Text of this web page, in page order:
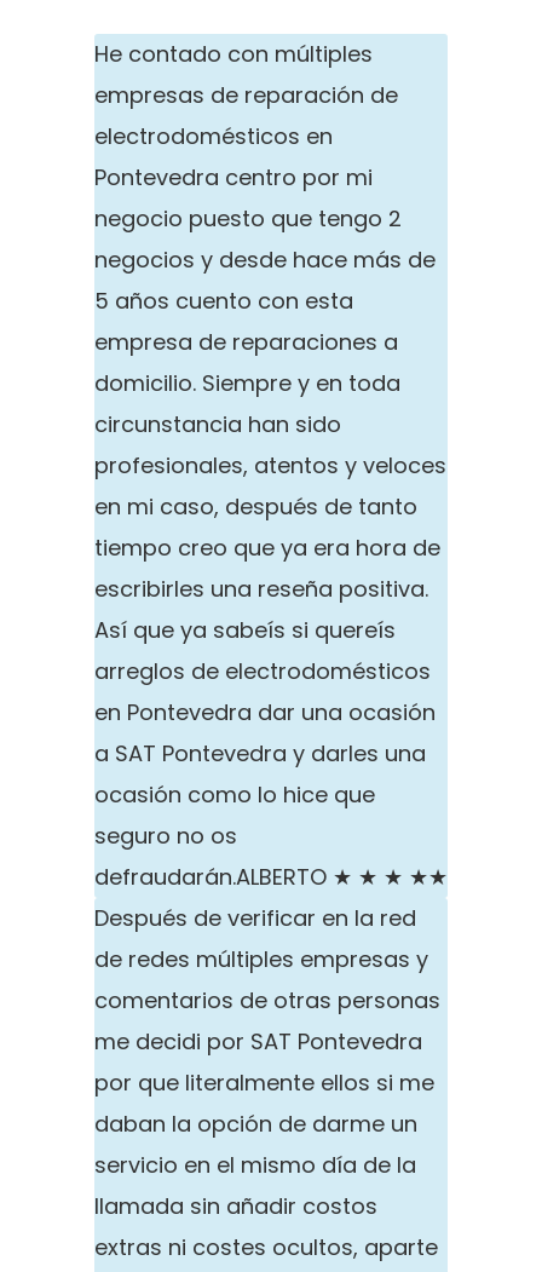
He contado con múltiples
empresas de reparación de
electrodomésticos en
Pontevedra centro por mi
negocio puesto que tengo 2
negocios y desde hace más de
5 años cuento con esta
empresa de reparaciones a
domicilio. Siempre y en toda
circunstancia han sido
profesionales, atentos y veloces
en mi caso, después de tanto
tiempo creo que ya era hora de
escribirles una reseña positiva.
Así que ya sabeís si quereís
arreglos de electrodomésticos
en Pontevedra dar una ocasión
a SAT Pontevedra y darles una
ocasión como lo hice que
seguro no os
defraudarán.ALBERTO ★ ★ ★ ★★
Después de verificar en la red
de redes múltiples empresas y
comentarios de otras personas
me decidi por SAT Pontevedra
por que literalmente ellos si me
daban la opción de darme un
servicio en el mismo día de la
llamada sin añadir costos
extras ni costes ocultos, aparte